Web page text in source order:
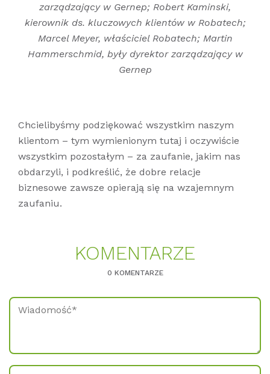
zarządzający w Gernep; Robert Kaminski,
kierownik ds. kluczowych klientów w Robatech;
Marcel Meyer, właściciel Robatech; Martin
Hammerschmid, były dyrektor zarządzający w
Gernep
Chcielibyśmy podziękować wszystkim naszym
klientom – tym wymienionym tutaj i oczywiście
wszystkim pozostałym – za zaufanie, jakim nas
obdarzyli, i podkreślić, że dobre relacje
biznesowe zawsze opierają się na wzajemnym
zaufaniu.
KO­MEN­TAR­ZE
0 KOMENTARZE